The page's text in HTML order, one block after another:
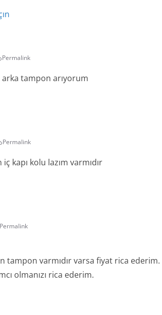
Permalink
tampon arıyorum
Permalink
kapı kolu lazım varmıdır
Permalink
tampon varmıdır varsa fiyat rica ederim.
olmanızı rica ederim.